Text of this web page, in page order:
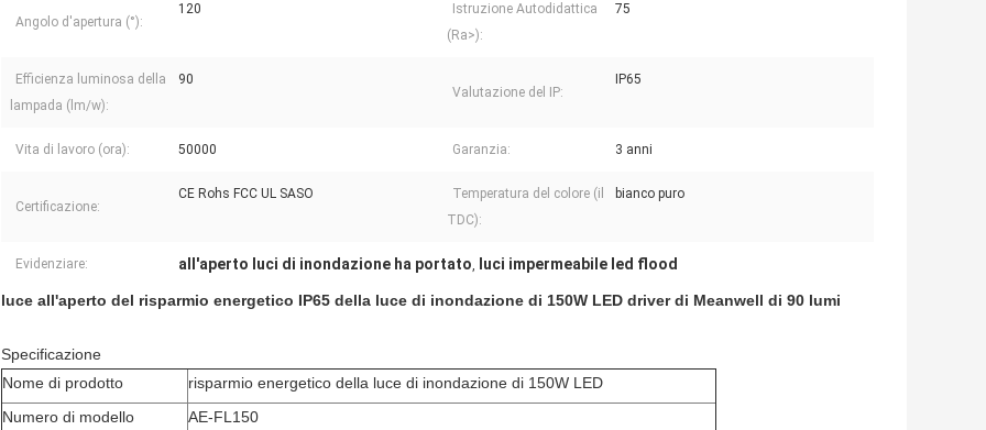
Angolo d'apertura (°):
120
Istruzione Autodidattica
(Ra>):
75
Efficienza luminosa della
lampada (lm/w):
90
Valutazione del IP:
IP65
Vita di lavoro (ora): 50000 Garanzia: 3 anni
Certificazione:
CE Rohs FCC UL SASO
Temperatura del colore (il
TDC):
bianco puro
Evidenziare: all'aperto luci di inondazione ha portato, luci impermeabile led flood
luce all'aperto del risparmio energetico IP65 della luce di inondazione di 150W LED driver di Meanwell di 90 lumi
Specificazione
Nome di prodotto
risparmio energetico della luce di inondazione di 150W LED
Numero di modello
AE-FL150